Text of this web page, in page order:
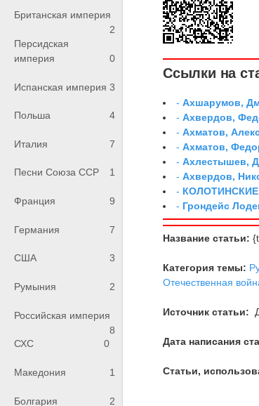
Британская империя
2
Персидская
империя
0
Испанская империя 3
Польша 4
Италия 7
Песни Союза ССР 1
Франция 9
Германия 7
США 3
Румыния 2
Российская империя
8
СХС
0
Македония 1
Болгария 2
Ссылки на
-Ахшарумов,
-Ахвердов,
-Ахматов,
-Ахматов,
-Ахлестышев,
-Ахвердов,
-
- Грондейс
Название статьи:
Категория темы:
Отечественная
Источник статьи:
Дата написания
Статьи,